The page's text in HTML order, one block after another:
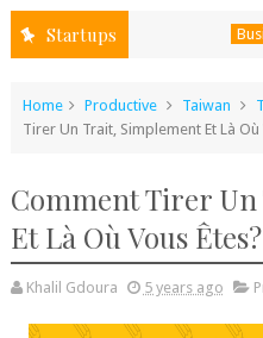
Startups Business
Home Productive Taiwan
Tirer Un Trait, Simplement Et Là Où
Comment Tirer
Et Là Où Vous Êtes?
Khalil Gdoura 5 years ago